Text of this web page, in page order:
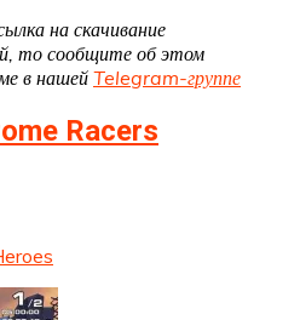
на скачивание
то сообщите об этом
в нашей Telegram-группе
Racers